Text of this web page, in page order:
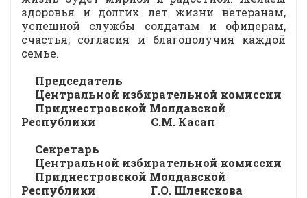
здоровья и долгих лет жизни ветеранам,
успешной службы солдатам и офицерам,
счастья, согласия и благополучия каждой
семье.
Председатель
Центральной избирательной комиссии
Приднестровской Молдавской
Республики С.М. Касап
Секретарь
Центральной избирательной комиссии
Приднестровской Молдавской
Республики Г.О. Шленскова